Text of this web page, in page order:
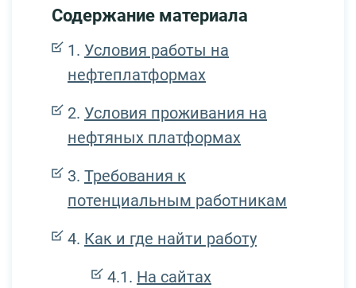
Содержание материала
Условия работы на
нефтеплатформах
Условия проживания на
нефтяных платформах
Требования к
потенциальным работникам
Как и где найти работу
На сайтах